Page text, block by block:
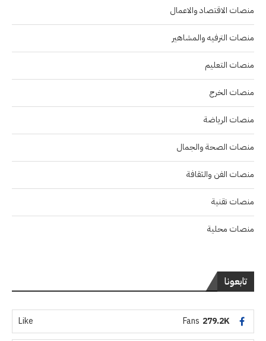
منصات الاقتصاد والاعمال
منصات الترفيه والمشاهير
منصات التعليم
منصات الخرج
منصات الرياضة
منصات الصحة والجمال
منصات الفن والثقافة
منصات تقنية
منصات محلية
تابعونا
279.2K
Fans
Like